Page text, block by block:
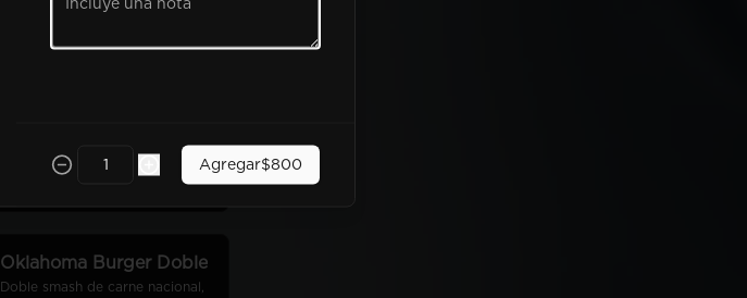
Oklahoma Burger Doble
Doble smash de carne nacional,
Agregar$800